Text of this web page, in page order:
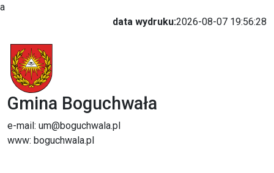
a
data wydruku:2026-08-07 19:56:28
Gmina Boguchwała
e-mail: um@boguchwala.pl
www: boguchwala.pl